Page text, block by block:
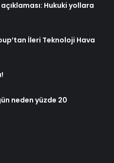
açıklaması: Hukuki yollara
İleri Teknoloji Hava
neden yüzde 20